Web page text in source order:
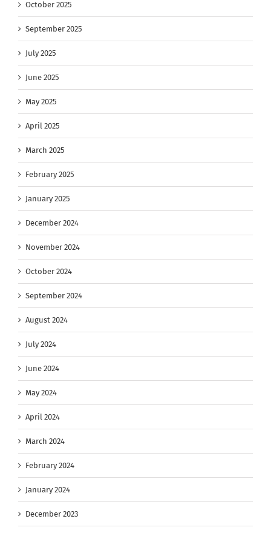
October 2025
September 2025
July 2025
June 2025
May 2025
April 2025
March 2025
February 2025
January 2025
December 2024
November 2024
October 2024
September 2024
August 2024
July 2024
June 2024
May 2024
April 2024
March 2024
February 2024
January 2024
December 2023